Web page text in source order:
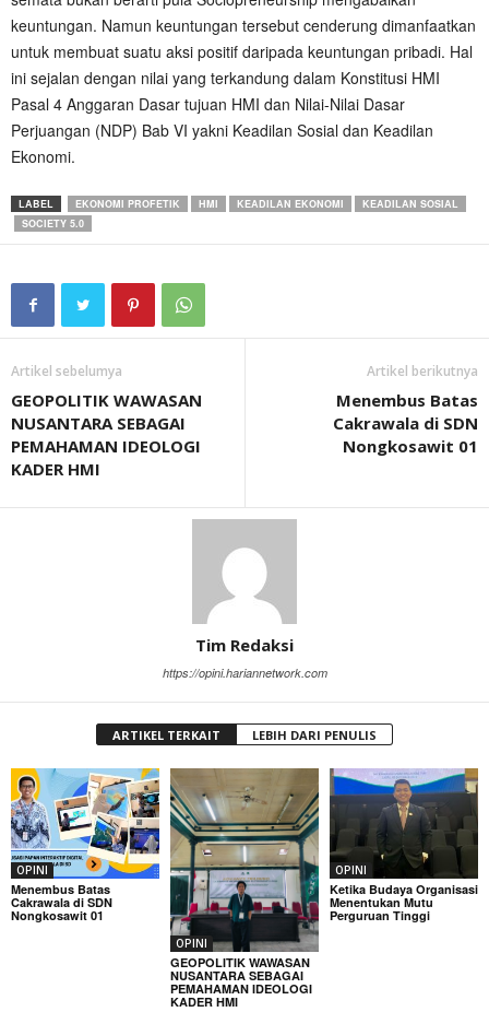
keuntungan. Namun keuntungan tersebut cenderung dimanfaatkan
untuk membuat suatu aksi positif daripada keuntungan pribadi. Hal
ini sejalan dengan nilai yang terkandung dalam Konstitusi HMI
Pasal 4 Anggaran Dasar tujuan HMI dan Nilai-Nilai Dasar
Perjuangan (NDP) Bab VI yakni Keadilan Sosial dan Keadilan
Ekonomi.‎
LABEL EKONOMI PROFETIK HMI KEADILAN EKONOMI
KEADILAN SOSIAL
SOCIETY 5.0
Artikel sebelumya
GEOPOLITIK WAWASAN
NUSANTARA SEBAGAI
PEMAHAMAN IDEOLOGI
KADER HMI
Artikel berikutnya
Menembus Batas
Cakrawala di SDN
Nongkosawit 01
Tim Redaksi
https://opini.hariannetwork.com
ARTIKEL TERKAIT LEBIH DARI PENULIS
OPINI
Menembus Batas
Cakrawala di SDN
Nongkosawit 01
OPINI
GEOPOLITIK WAWASAN
NUSANTARA SEBAGAI
PEMAHAMAN IDEOLOGI
KADER HMI
OPINI
Ketika Budaya Organisasi
Menentukan Mutu
Perguruan Tinggi